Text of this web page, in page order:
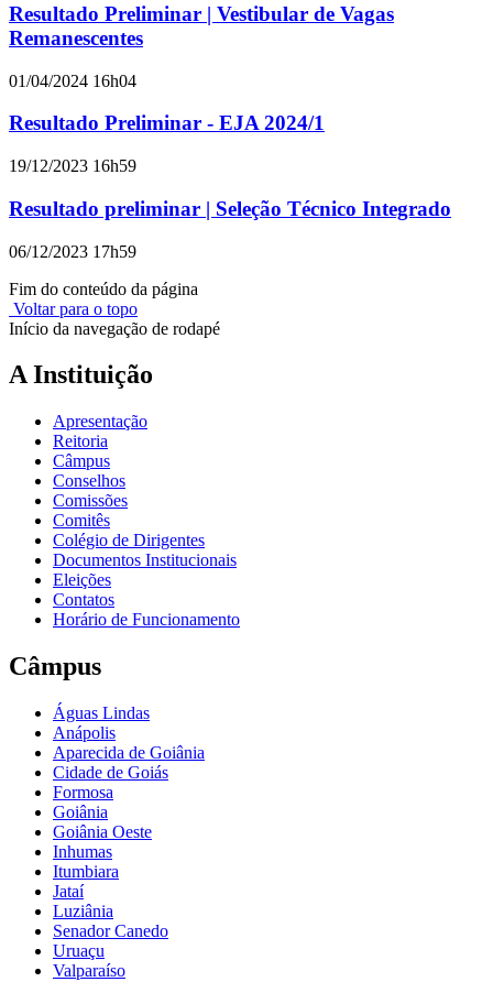
Resultado Preliminar | Vestibular de Vagas
Remanescentes
01/04/2024 16h04
Resultado Preliminar - EJA 2024/1
19/12/2023 16h59
Resultado preliminar | Seleção Técnico Integrado
06/12/2023 17h59
Fim do conteúdo da página
Voltar para o topo
Início da navegação de rodapé
A Instituição
Apresentação
Reitoria
Câmpus
Conselhos
Comissões
Comitês
Colégio de Dirigentes
Documentos Institucionais
Eleições
Contatos
Horário de Funcionamento
Câmpus
Águas Lindas
Anápolis
Aparecida de Goiânia
Cidade de Goiás
Formosa
Goiânia
Goiânia Oeste
Inhumas
Itumbiara
Jataí
Luziânia
Senador Canedo
Uruaçu
Valparaíso